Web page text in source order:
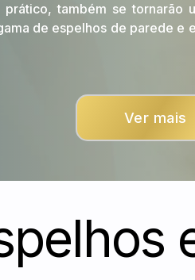
também se tornarão
de espelhos de parede
Ver mais